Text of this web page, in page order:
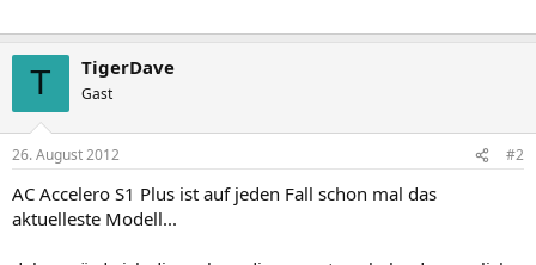
T TigerDave
Gast
26. August 2012 #2
AC Accelero S1 Plus ist auf jeden Fall schon mal das
aktuelleste Modell...